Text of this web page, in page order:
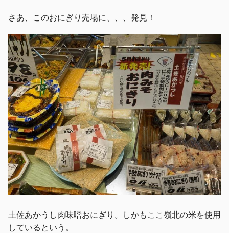
さあ、このおにぎり売場に、、、発見！
土佐あかうし肉味噌おにぎり。しかもここ嶺北の米を使用
しているという。